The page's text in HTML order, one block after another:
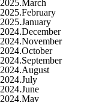
2025.March
2025.February
2025.January
2024.December
2024.November
2024.October
2024.September
2024.August
2024.July
2024.June
2024.May